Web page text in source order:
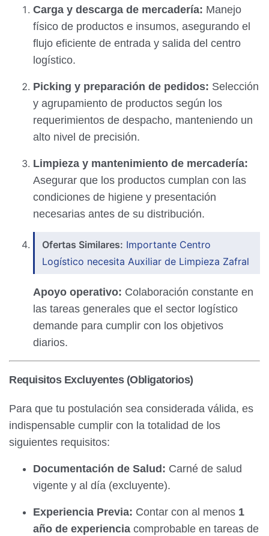
Carga y descarga de mercadería: Manejo
físico de productos e insumos, asegurando el
flujo eficiente de entrada y salida del centro
logístico.
Picking y preparación de pedidos: Selección
y agrupamiento de productos según los
requerimientos de despacho, manteniendo un
alto nivel de precisión.
Limpieza y mantenimiento de mercadería:
Asegurar que los productos cumplan con las
condiciones de higiene y presentación
necesarias antes de su distribución.
Ofertas Similares: Importante Centro
Logístico necesita Auxiliar de Limpieza Zafral
Apoyo operativo: Colaboración constante en
las tareas generales que el sector logístico
demande para cumplir con los objetivos
diarios.
Requisitos Excluyentes (Obligatorios)
Para que tu postulación sea considerada válida, es
indispensable cumplir con la totalidad de los
siguientes requisitos:
Documentación de Salud: Carné de salud
vigente y al día (excluyente).
Experiencia Previa: Contar con al menos 1
año de experiencia comprobable en tareas de